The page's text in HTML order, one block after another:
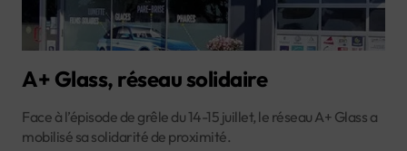
A+ Glass, réseau solidaire
Face à l’épisode de grêle du 14-15 juillet, le réseau A+ Glass a
mobilisé sa solidarité de proximité.